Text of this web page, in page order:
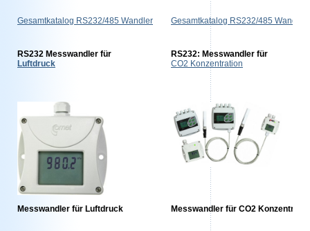
Gesamtkatalog RS232/485 Wandler Gesamtkatalog RS232/485 Wandler
RS232 Messwandler für
Luftdruck
RS232: Messwandler für
CO2 Konzentration
Messwandler für Luftdruck Messwandler für CO2